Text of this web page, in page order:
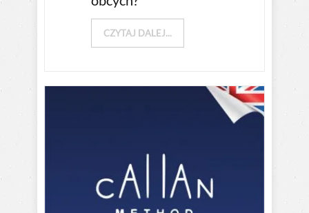
CZYTAJ DALEJ...